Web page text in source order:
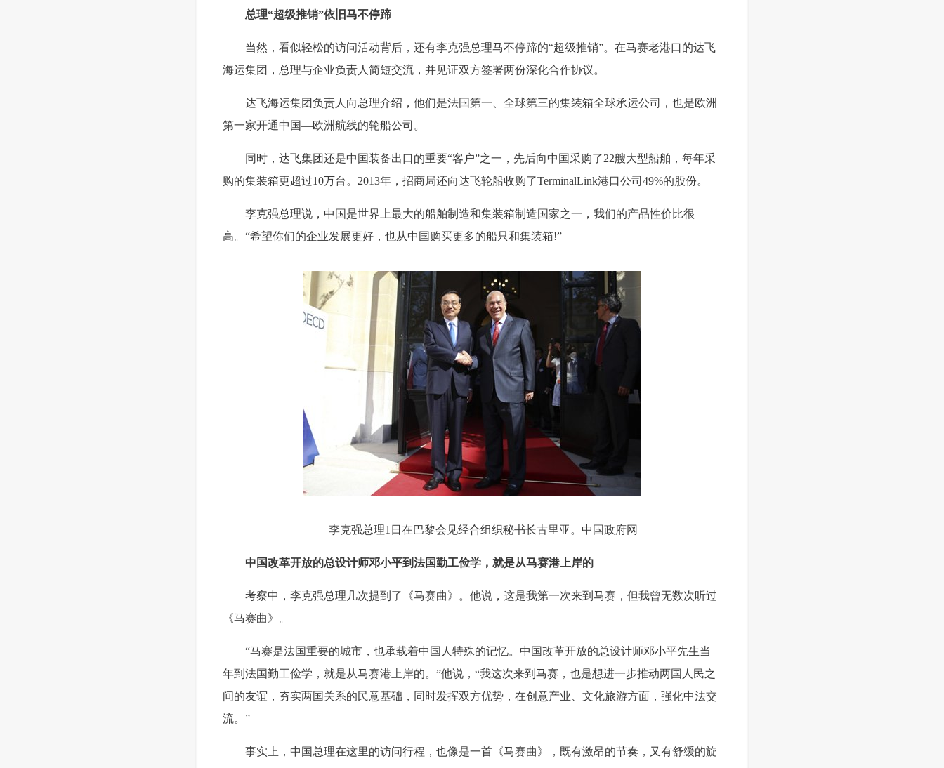
总理“超级推销”依旧马不停蹄
当然，看似轻松的访问活动背后，还有李克强总理马不停蹄的“超级推销”。在马赛老港口的达飞
海运集团，总理与企业负责人简短交流，并见证双方签署两份深化合作协议。
达飞海运集团负责人向总理介绍，他们是法国第一、全球第三的集装箱全球承运公司，也是欧洲
第一家开通中国—欧洲航线的轮船公司。
同时，达飞集团还是中国装备出口的重要“客户”之一，先后向中国采购了22艘大型船舶，每年采
购的集装箱更超过10万台。2013年，招商局还向达飞轮船收购了TerminalLink港口公司49%的股份。
李克强总理说，中国是世界上最大的船舶制造和集装箱制造国家之一，我们的产品性价比很
高。“希望你们的企业发展更好，也从中国购买更多的船只和集装箱!”
李克强总理1日在巴黎会见经合组织秘书长古里亚。中国政府网
中国改革开放的总设计师邓小平到法国勤工俭学，就是从马赛港上岸的
考察中，李克强总理几次提到了《马赛曲》。他说，这是我第一次来到马赛，但我曾无数次听过
《马赛曲》。
“马赛是法国重要的城市，也承载着中国人特殊的记忆。中国改革开放的总设计师邓小平先生当
年到法国勤工俭学，就是从马赛港上岸的。”他说，“我这次来到马赛，也是想进一步推动两国人民之
间的友谊，夯实两国关系的民意基础，同时发挥双方优势，在创意产业、文化旅游方面，强化中法交
流。”
事实上，中国总理在这里的访问行程，也像是一首《马赛曲》，既有激昂的节奏，又有舒缓的旋